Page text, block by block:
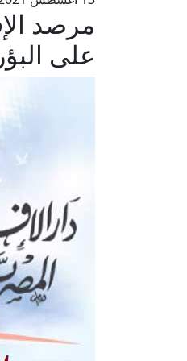
مرصد
على